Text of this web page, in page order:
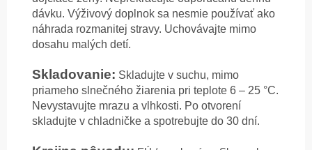
dávku. Výživový doplnok sa nesmie používať ako
náhrada rozmanitej stravy. Uchovávajte mimo
dosahu malých detí.
Skladovanie: Skladujte v suchu, mimo
priameho slnečného žiarenia pri teplote 6 – 25 °C.
Nevystavujte mrazu a vlhkosti. Po otvorení
skladujte v chladničke a spotrebujte do 30 dní.